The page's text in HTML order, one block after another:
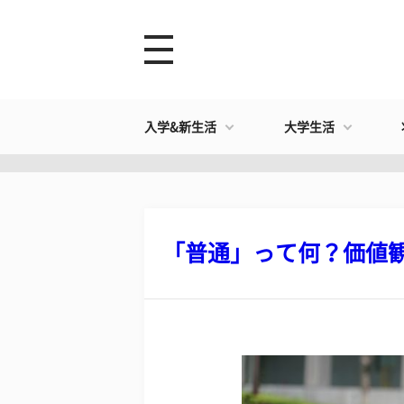
入学&新生活 大学生活
「普通」って何？価値